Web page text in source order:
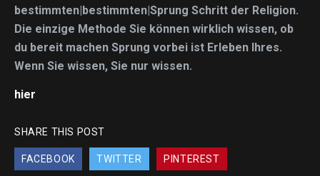
bestimmten|bestimmten|Sprung Schritt der Religion.
Die einzige Methode Sie können wirklich wissen, ob
du bereit machen Sprung vorbei ist Erleben Ihres.
Wenn Sie wissen, Sie nur wissen.
hier
SHARE THIS POST
FACEBOOK TWITTER PINTEREST